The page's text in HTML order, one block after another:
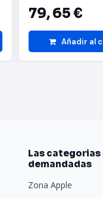
79,65 €
Añadir al
Las categorias
demandadas
Zona Apple